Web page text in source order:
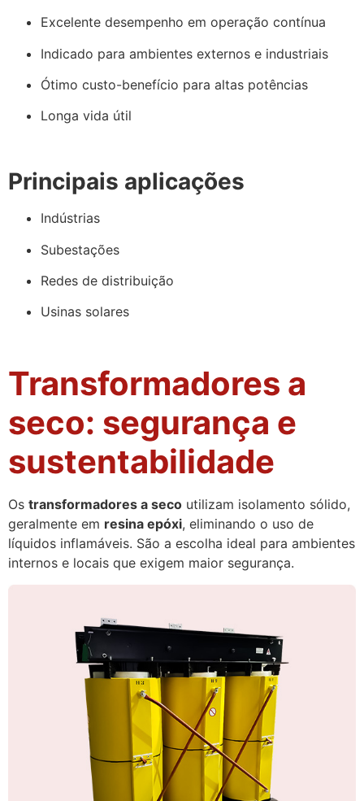
Excelente desempenho em operação contínua
Indicado para ambientes externos e industriais
Ótimo custo-benefício para altas potências
Longa vida útil
Principais aplicações
Indústrias
Subestações
Redes de distribuição
Usinas solares
Transformadores a
seco: segurança e
sustentabilidade
Os transformadores a seco utilizam isolamento sólido,
geralmente em resina epóxi, eliminando o uso de
líquidos inflamáveis. São a escolha ideal para ambientes
internos e locais que exigem maior segurança.